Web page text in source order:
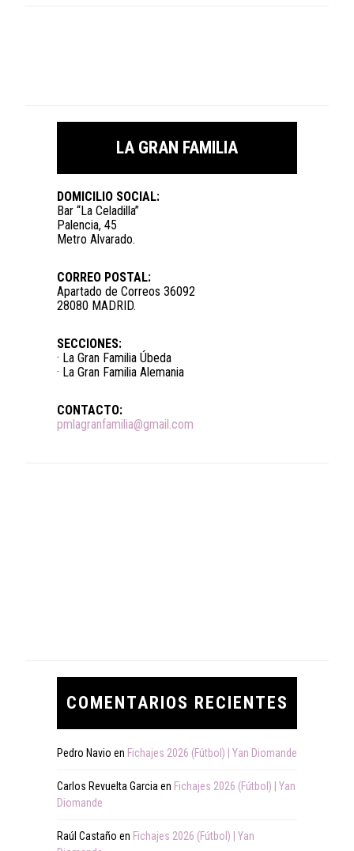
LA GRAN FAMILIA
DOMICILIO SOCIAL:
Bar “La Celadilla”
Palencia, 45
Metro Alvarado.
CORREO POSTAL:
Apartado de Correos 36092
28080 MADRID.
SECCIONES:
· La Gran Familia Úbeda
· La Gran Familia Alemania
CONTACTO:
pmlagranfamilia@gmail.com
COMENTARIOS RECIENTES
Pedro Navio en Fichajes 2026 (Fútbol) | Yan Diomande
Carlos Revuelta Garcia en Fichajes 2026 (Fútbol) | Yan
Diomande
Raúl Castaño en Fichajes 2026 (Fútbol) | Yan